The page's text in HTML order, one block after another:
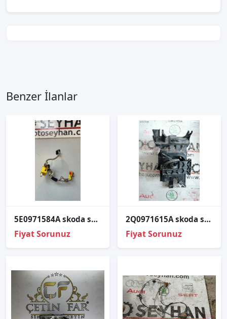
Benzer İlanlar
5E0971584A skoda scala 2020 direksiyon simidi airbag tesisatı
Fiyat Sorunuz
2Q0971615A skoda scala 2020 tesisat tutucu braketi
Fiyat Sorunuz